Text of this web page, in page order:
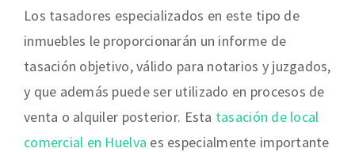
Los tasadores especializados en este tipo de
inmuebles le proporcionarán un informe de
tasación objetivo, válido para notarios y juzgados,
y que además puede ser utilizado en procesos de
venta o alquiler posterior. Esta tasación de local
comercial en Huelva es especialmente importante